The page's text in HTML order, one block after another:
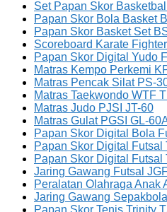
Set Papan Skor
Papan Skor Bola Basket
Papan Skor Basket Set
Scoreboard Karate
Papan Skor Digital Yudo
Matras Kempo Perkemi
Matras Pencak Silat PS-
Matras Taekwondo WTF
Matras Judo PJSI JT-60
Matras Gulat PGSI GL-
Papan Skor Digital Bola
Papan Skor Digital Futsal
Papan Skor Digital Futsal
Jaring Gawang Futsal
Peralatan Olahraga Anak
Jaring Gawang
Papan Skor Tenis Trinity